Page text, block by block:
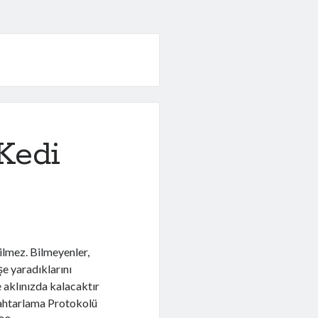
Bilmeyenler,
yaradıklarını
kalacaktır
Protokolü